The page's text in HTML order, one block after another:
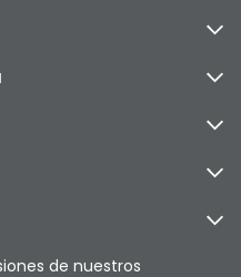
de nuestros